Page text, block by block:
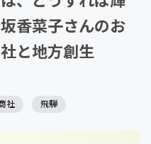
香菜子さんのお
と地方創生
社 飛騨